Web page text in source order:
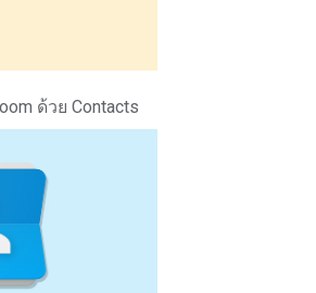
ด้วย Contacts